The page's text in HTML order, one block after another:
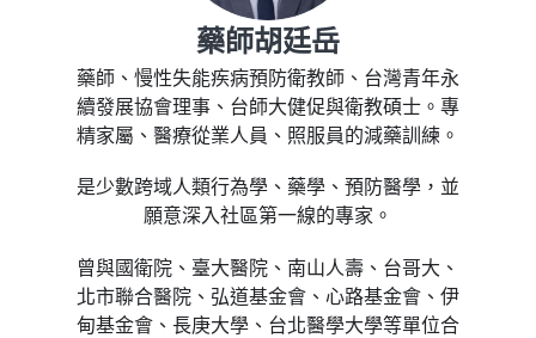
藥師胡廷岳
藥師、慢性失能疾病預防衛教師、台灣青年永
續發展協會理事、台師大健促與衛教碩士。專
精家屬、醫療從業人員、照服員的減藥訓練。
是少數跨域人類行為學、藥學、預防醫學，並
願意深入社區第一線的專家。
曾與國衛院、臺大醫院、南山人壽、台哥大、
北市聯合醫院、弘道基金會、心路基金會、伊
甸基金會、長庚大學、台北醫學大學等單位合